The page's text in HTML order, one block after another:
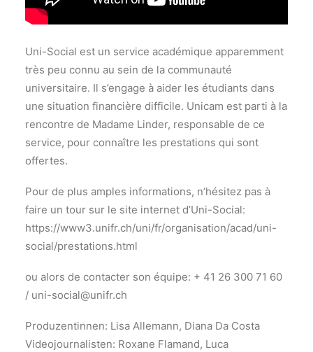
Uni-Social est un service académique apparemment
très peu connu au sein de la communauté
universitaire. Il s’engage à aider les étudiants dans
une situation financière difficile. Unicam est parti à la
rencontre de Madame Linder, responsable de ce
service, pour connaître les prestations qui sont
offertes.
Pour de plus amples informations, n’hésitez pas à
faire un tour sur le site internet d’Uni-Social:
https://www3.unifr.ch/uni/fr/organisation/acad/uni-
social/prestations.html
ou alors de contacter son équipe: + 41 26 300 71 60
/ uni-social@unifr.ch
Produzentinnen: Lisa Allemann, Diana Da Costa
Videojournalisten: Roxane Flamand, Luca